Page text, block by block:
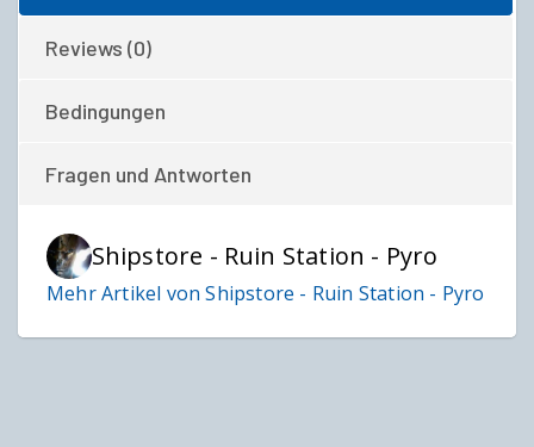
Reviews (0)
Bedingungen
Fragen und Antworten
Shipstore - Ruin Station - Pyro
Mehr Artikel von Shipstore - Ruin Station - Pyro